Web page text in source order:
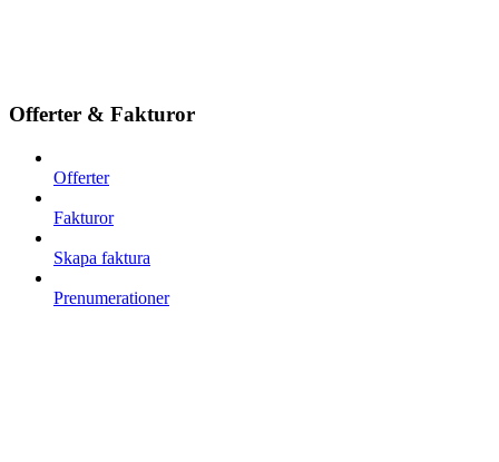
Offerter & Fakturor
Offerter
Fakturor
Skapa faktura
Prenumerationer